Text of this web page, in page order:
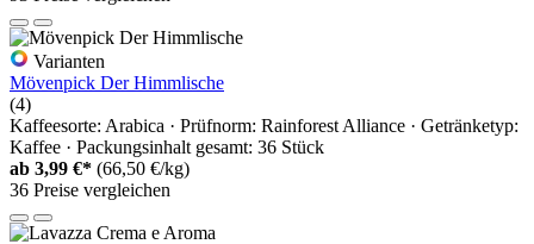
Varianten
Mövenpick Der Himmlische
(4)
Kaffeesorte: Arabica · Prüfnorm: Rainforest Alliance · Getränketyp:
Kaffee · Packungsinhalt gesamt: 36 Stück
ab 3,99 €* (66,50 €/kg)
36 Preise vergleichen